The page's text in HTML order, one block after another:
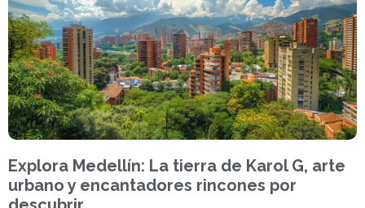
Explora Medellín: La tierra de Karol G, arte
urbano y encantadores rincones por